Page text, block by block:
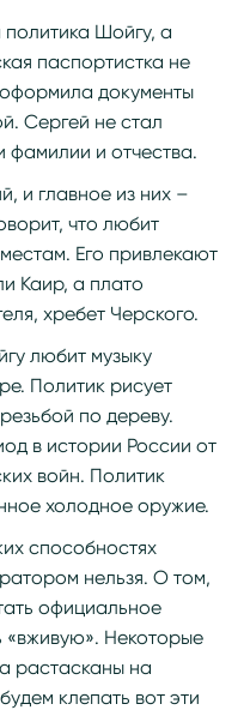
Шойгу, а
паспортистка не
документы
Сергей не стал
фамилии и отчества.
и главное из них –
что любит
Его привлекают
Каир, а плато
хребет Черского.
любит музыку
Политик рисует
по дереву.
в истории России от
войн. Политик
холодное оружие.
способностях
нельзя. О том,
официальное
«вживую». Некоторые
растасканы на
клепать вот эти